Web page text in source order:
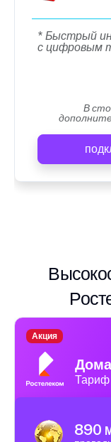
* Быстрый
с цифровым
В
Тариф
Акция
890